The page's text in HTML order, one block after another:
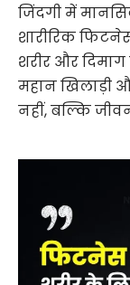
जिंदगी में
शारीरिक
शरीर और
महान
नहीं, बल्कि